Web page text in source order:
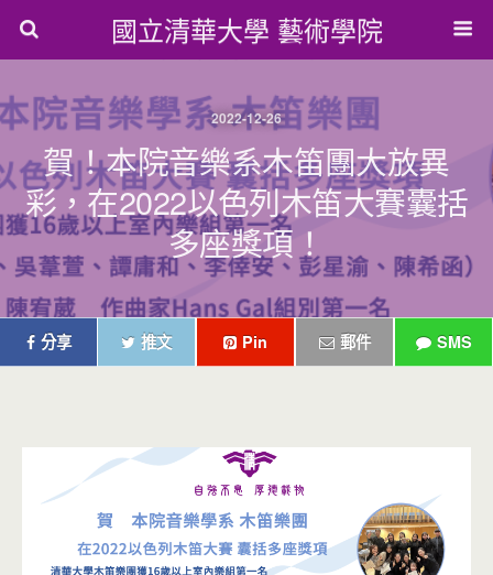
國立清華大學 藝術學院
2022-12-26
賀！本院音樂系木笛團大放異
彩，在2022以色列木笛大賽囊括
多座獎項！
分享 推文 Pin 郵件 SMS